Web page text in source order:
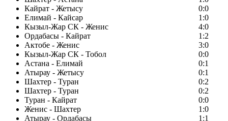
Кайрат - Жетысу
0:0
Елимай - Кайсар
1:0
Кызыл-Жар СК - Женис
4:0
Ордабасы - Кайрат
1:2
Актобе - Женис
3:0
Кызыл-Жар СК - Тобол
0:0
Астана - Елимай
0:1
Атырау - Жетысу
0:1
Шахтер - Туран
0:2
Шахтер - Туран
0:2
Туран - Кайрат
0:0
Женис - Шахтер
1:0
Атырау - Ордабасы
1:1